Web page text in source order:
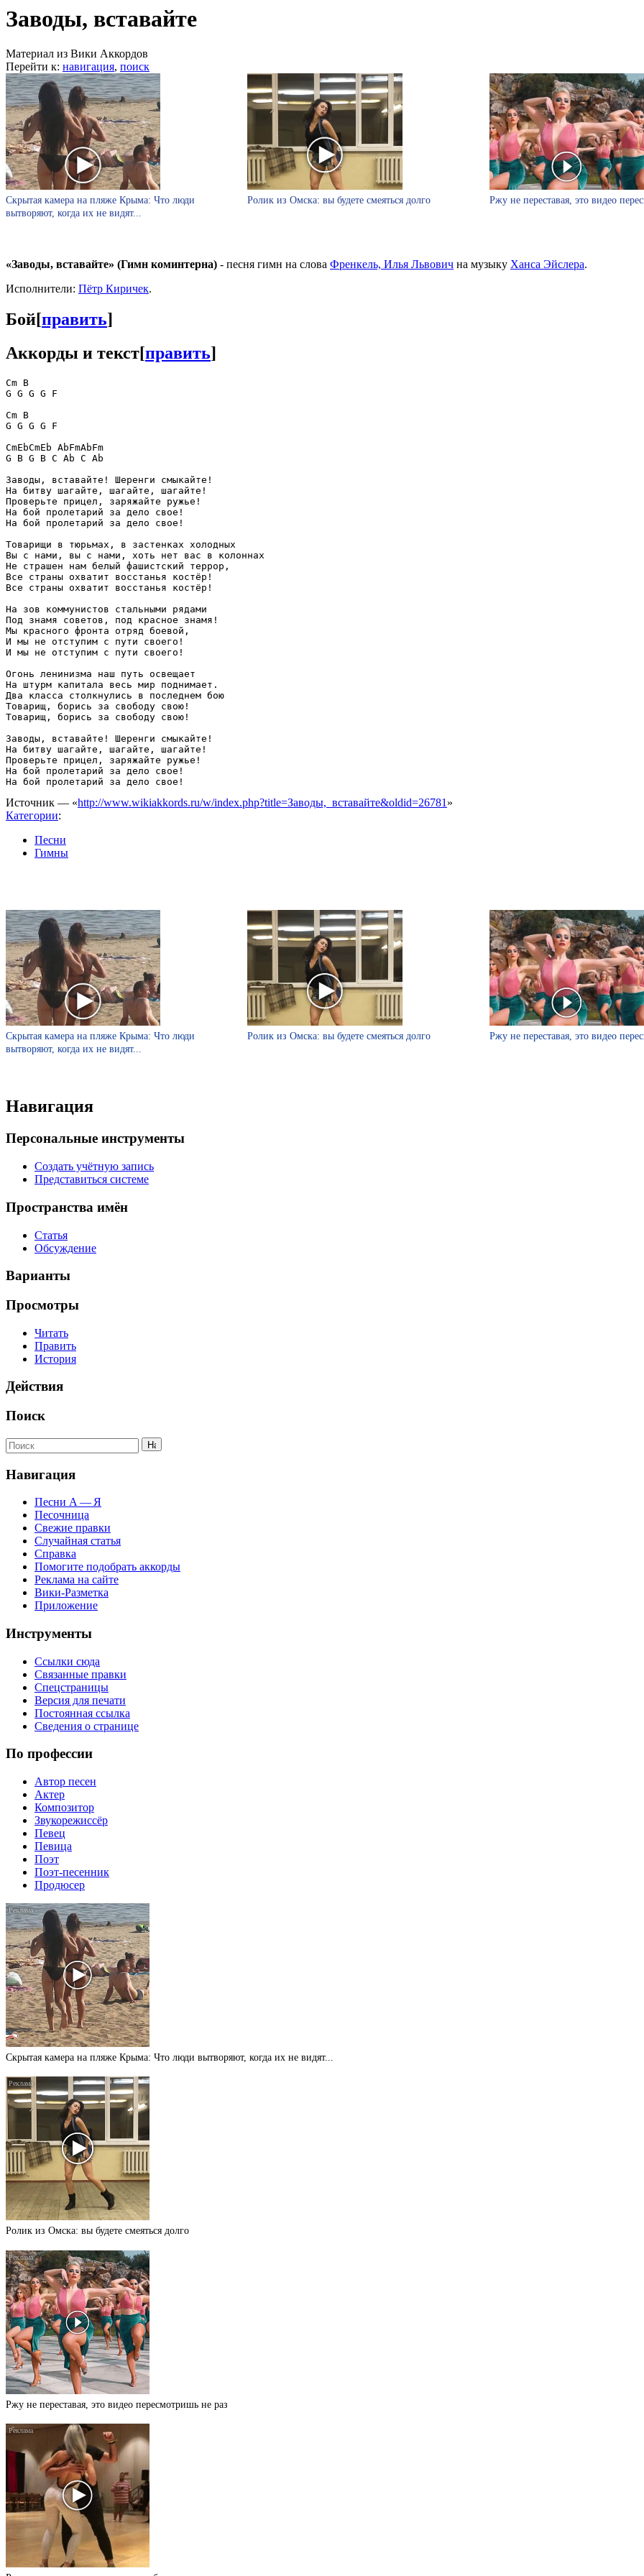
Заводы, вставайте
Материал из Вики Аккордов
Перейти к: навигация, поиск
Скрытая камера на пляже Крыма: Что люди
вытворяют, когда их не видят...
Ролик из Омска: вы будете смеяться долго Ржу не переставая, это видео
«Заводы, вставайте» (Гимн коминтерна) - песня гимн на слова Френкель, Илья Львович на музыку Ханса Эйслера.
Исполнители: Пётр Киричек.
Бой[править]
Аккорды и текст[править]
Cm B
G G G G F
Cm B
G G G G F
CmEbCmEb AbFmAbFm
G B G B C Ab C Ab
Заводы, вставайте! Шеренги смыкайте!
На битву шагайте, шагайте, шагайте!
Проверьте прицел, заряжайте ружье!
На бой пролетарий за дело свое!
На бой пролетарий за дело свое!
Товарищи в тюрьмах, в застенках холодных
Вы с нами, вы с нами, хоть нет вас в колоннах
Не страшен нам белый фашистский террор,
Все страны охватит восстанья костёр!
Все страны охватит восстанья костёр!
На зов коммунистов стальными рядами
Под знамя советов, под красное знамя!
Мы красного фронта отряд боевой,
И мы не отступим с пути своего!
И мы не отступим с пути своего!
Огонь ленинизма наш путь освещает
На штурм капитала весь мир поднимает.
Два класса столкнулись в последнем бою
Товарищ, борись за свободу свою!
Товарищ, борись за свободу свою!
Заводы, вставайте! Шеренги смыкайте!
На битву шагайте, шагайте, шагайте!
Проверьте прицел, заряжайте ружье!
На бой пролетарий за дело свое!
Источник — «http://www.wikiakkords.ru/w/index.php?title=Заводы,_вставайте&oldid=26781 »
Категории:
Песни
Гимны
Скрытая камера на пляже Крыма: Что люди
вытворяют, когда их не видят...
Ролик из Омска: вы будете смеяться долго Ржу не переставая, это видео
Навигация
Персональные инструменты
Создать учётную запись
Представиться системе
Пространства имён
Статья
Обсуждение
Варианты
Просмотры
Читать
Править
История
Действия
Поиск
Навигация
Песни А — Я
Песочница
Свежие правки
Случайная статья
Справка
Помогите подобрать аккорды
Реклама на сайте
Вики-Разметка
Приложение
Инструменты
Ссылки сюда
Связанные правки
Спецстраницы
Версия для печати
Постоянная ссылка
Сведения о странице
По профессии
Автор песен
Актер
Композитор
Звукорежиссёр
Певец
Певица
Поэт
Поэт-песенник
Продюсер
Скрытая камера на пляже Крыма: Что люди вытворяют, когда их не видят...
Ролик из Омска: вы будете смеяться долго
Ржу не переставая, это видео пересмотришь не раз